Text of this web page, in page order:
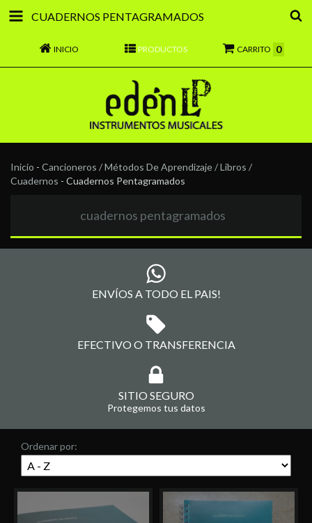
CUADERNOS PENTAGRAMADOS
INICIO PRODUCTOS CARRITO 0
Inicio - Cancioneros / Métodos De Aprendizaje / Libros /
Cuadernos - Cuadernos Pentagramados
cuadernos pentagramados
ENVÍOS A TODO EL PAIS!
EFECTIVO O TRANSFERENCIA
SITIO SEGURO
Protegemos tus datos
Ordenar por: